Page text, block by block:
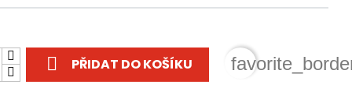
 PŘIDAT DO KOŠÍKU